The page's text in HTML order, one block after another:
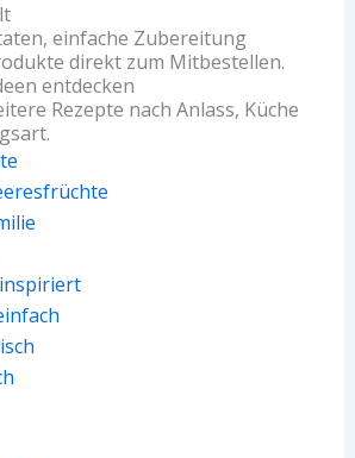
einfache Zubereitung
direkt zum Mitbestellen.
entdecken
Rezepte nach Anlass, Küche